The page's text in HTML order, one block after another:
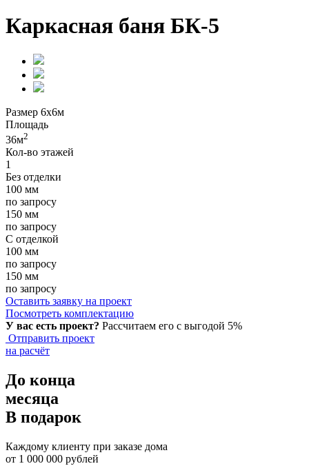
Каркасная баня БК-5
Размер 6х6м
Площадь
36м2
Кол-во этажей
1
Без отделки
100 мм
по запросу
150 мм
по запросу
С отделкой
100 мм
по запросу
150 мм
по запросу
Оставить заявку на проект
Посмотреть комплектацию
У вас есть проект? Рассчитаем его с выгодой 5%
Отправить проект
на расчёт
До конца
месяца
В подарок
Каждому клиенту при заказе дома
от 1 000 000 рублей